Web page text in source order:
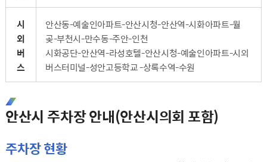
시
외
버
스
안산동-예술인아파트-안산시청-안산역-시화아파트-월
곶-부천시-만수동-주안-인천
시화공단-안산역-라성호텔-안산시청-예술인아파트-시외
버스터미널-성안고등학교 -상록수역-수원
안산시 주차장 안내(안산시의회 포함)
주차장 현황